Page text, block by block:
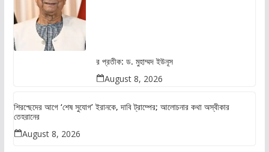
র প্রতীক: ড. মুহাম্মদ ইউনূস
August 8, 2026
শিরশ্ছেদের আগে ‘শেষ সুযোগ’ ইরানকে, দাবি ট্রাম্পের; আলোচনার কথা অস্বীকার
তেহরানের
August 8, 2026